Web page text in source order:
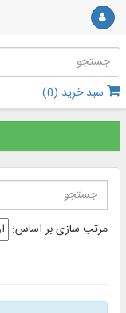
سبد خرید (0
)
مرتب سازی بر اساس: